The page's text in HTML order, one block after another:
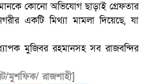
কোনো অভিযোগ ছাড়াই গ্রেফতার
একটি মিথ্যা মামলা দিয়েছে, যা
মুজিবর রহমানসহ সব রাজবন্দির
মুশফিক/ রাজশাহী]